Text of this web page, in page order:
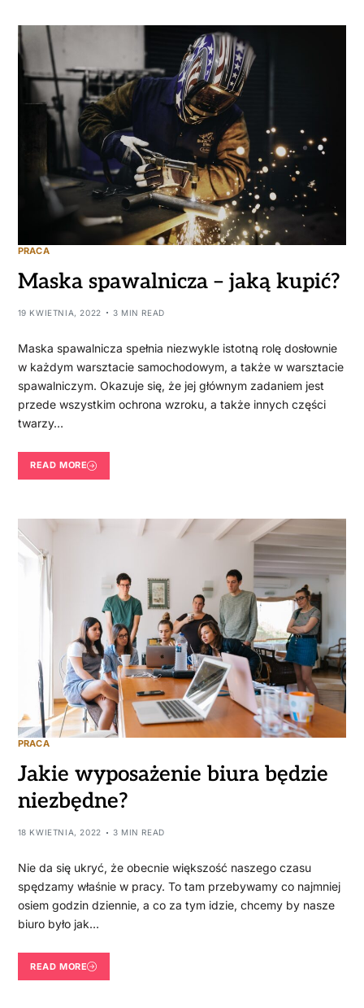
PRACA
Maska spawalnicza – jaką kupić?
19 KWIETNIA, 2022 3 MIN READ
Maska spawalnicza spełnia niezwykle istotną rolę dosłownie
w każdym warsztacie samochodowym, a także w warsztacie
spawalniczym. Okazuje się, że jej głównym zadaniem jest
przede wszystkim ochrona wzroku, a także innych części
twarzy…
READ MORE
PRACA
Jakie wyposażenie biura będzie
niezbędne?
18 KWIETNIA, 2022 3 MIN READ
Nie da się ukryć, że obecnie większość naszego czasu
spędzamy właśnie w pracy. To tam przebywamy co najmniej
osiem godzin dziennie, a co za tym idzie, chcemy by nasze
biuro było jak…
READ MORE